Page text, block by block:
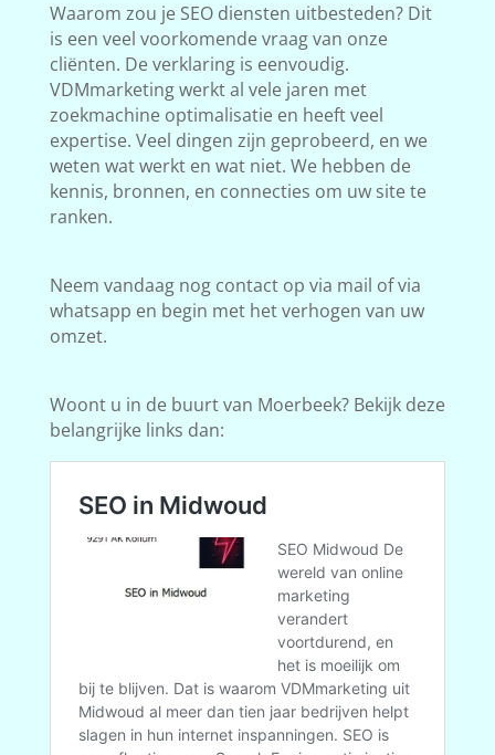
Waarom zou je SEO diensten uitbesteden? Dit
is een veel voorkomende vraag van onze
cliënten. De verklaring is eenvoudig.
VDMmarketing werkt al vele jaren met
zoekmachine optimalisatie en heeft veel
expertise. Veel dingen zijn geprobeerd, en we
weten wat werkt en wat niet. We hebben de
kennis, bronnen, en connecties om uw site te
ranken.
Neem vandaag nog contact op via mail of via
whatsapp en begin met het verhogen van uw
omzet.
Woont u in de buurt van Moerbeek? Bekijk deze
belangrijke links dan: